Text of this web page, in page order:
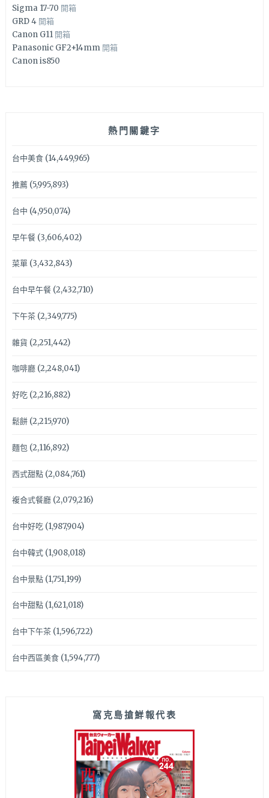
Sigma 17-70 開箱
GRD 4 開箱
Canon G11 開箱
Panasonic GF2+14mm 開箱
Canon is850
熱門關鍵字
台中美食(14,449,965)
推薦(5,995,893)
台中 (4,950,074)
早午餐(3,606,402)
菜單(3,432,843)
台中早午餐(2,432,710)
下午茶(2,349,775)
雜貨 (2,251,442)
咖啡廳(2,248,041)
好吃(2,216,882)
鬆餅(2,215,970)
麵包(2,116,892)
西式甜點(2,084,761)
複合式餐廳(2,079,216)
台中好吃(1,987,904)
台中韓式(1,908,018)
台中景點(1,751,199)
台中甜點(1,621,018)
台中下午茶(1,596,722)
台中西區美食(1,594,777)
窩克島搶鮮報代表